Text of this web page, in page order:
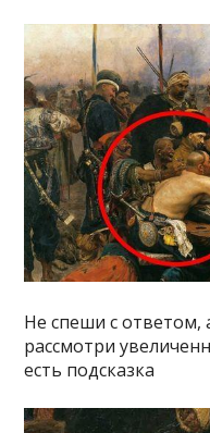
Не спеши с ответом,
рассмотри
есть подсказка